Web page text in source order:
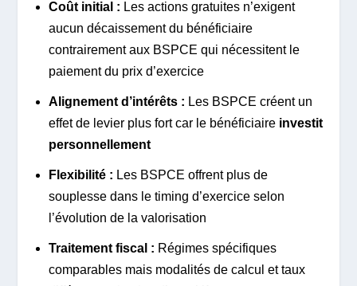
Coût initial : Les actions gratuites n’exigent
aucun décaissement du bénéficiaire
contrairement aux BSPCE qui nécessitent le
paiement du prix d’exercice
Alignement d’intérêts : Les BSPCE créent un
effet de levier plus fort car le bénéficiaire investit
personnellement
Flexibilité : Les BSPCE offrent plus de
souplesse dans le timing d’exercice selon
l’évolution de la valorisation
Traitement fiscal : Régimes spécifiques
comparables mais modalités de calcul et taux